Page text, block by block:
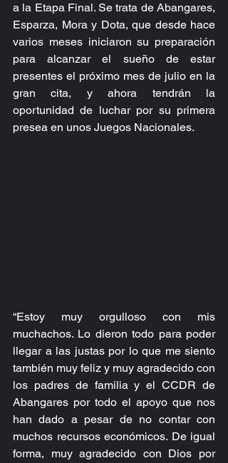
a la Etapa Final. Se trata de Abangares,
Esparza, Mora y Dota, que desde hace
varios meses iniciaron su preparación
para alcanzar el sueño de estar
presentes el próximo mes de julio en la
gran cita, y ahora tendrán la
oportunidad de luchar por su primera
presea en unos Juegos Nacionales.
“Estoy muy orgulloso con mis
muchachos. Lo dieron todo para poder
llegar a las justas por lo que me siento
también muy feliz y muy agradecido con
los padres de familia y el CCDR de
Abangares por todo el apoyo que nos
han dado a pesar de no contar con
muchos recursos económicos. De igual
forma, muy agradecido con Dios por